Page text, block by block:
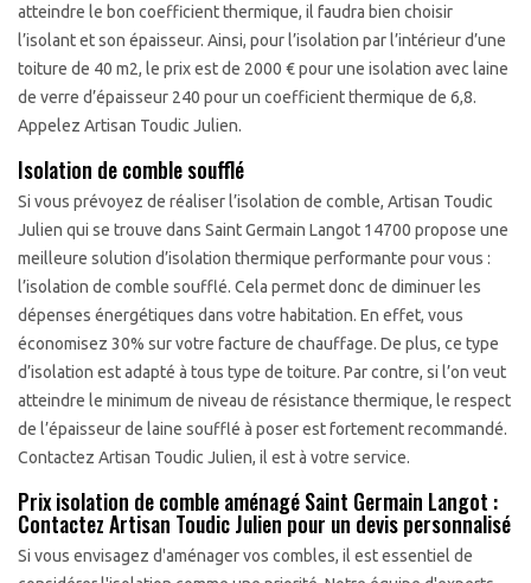
atteindre le bon coefficient thermique, il faudra bien choisir
l’isolant et son épaisseur. Ainsi, pour l’isolation par l’intérieur d’une
toiture de 40 m2, le prix est de 2000 € pour une isolation avec laine
de verre d’épaisseur 240 pour un coefficient thermique de 6,8.
Appelez Artisan Toudic Julien.
Isolation de comble soufflé
Si vous prévoyez de réaliser l’isolation de comble, Artisan Toudic
Julien qui se trouve dans Saint Germain Langot 14700 propose une
meilleure solution d’isolation thermique performante pour vous :
l’isolation de comble soufflé. Cela permet donc de diminuer les
dépenses énergétiques dans votre habitation. En effet, vous
économisez 30% sur votre facture de chauffage. De plus, ce type
d’isolation est adapté à tous type de toiture. Par contre, si l’on veut
atteindre le minimum de niveau de résistance thermique, le respect
de l’épaisseur de laine soufflé à poser est fortement recommandé.
Contactez Artisan Toudic Julien, il est à votre service.
Prix isolation de comble aménagé Saint Germain Langot :
Contactez Artisan Toudic Julien pour un devis personnalisé
Si vous envisagez d'aménager vos combles, il est essentiel de